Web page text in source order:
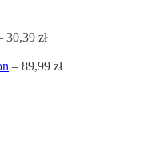
30,39 zł
– 89,99 zł